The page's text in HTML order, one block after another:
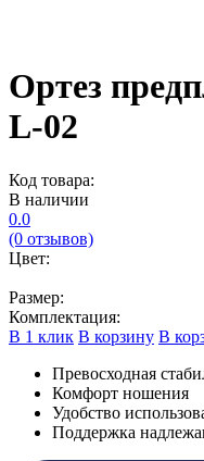
Ортез
L-02
Код товара:
В наличии
0.0
(0 отзывов)
Цвет:
Размер:
Комплектация:
В 1 клик В корзину В
Превосходная
Комфорт ношения
Удобство
Поддержка